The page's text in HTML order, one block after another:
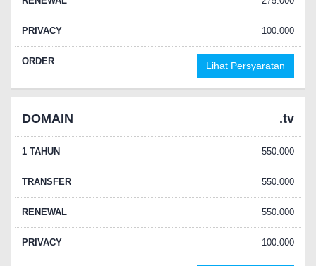
PRIVACY 100.000
ORDER Lihat Persyaratan
DOMAIN .tv
1 TAHUN 550.000
TRANSFER 550.000
RENEWAL 550.000
PRIVACY 100.000